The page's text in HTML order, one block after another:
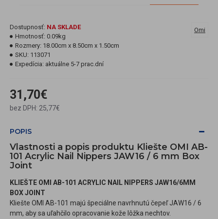
31,70€
bez DPH: 25,77€
Dostupnosť: NA SKLADE
Hmotnosť: 0.09kg
Rozmery: 18.00cm x 8.50cm x 1.50cm
SKU: 113071
Expedícia: aktuálne 5-7 prac.dní
Omi
POPIS
Vlastnosti a popis produktu Kliešte OMI AB-
101 Acrylic Nail Nippers JAW16 / 6 mm Box
Joint
KLIEŠTE OMI AB-101 ACRYLIC NAIL NIPPERS JAW16/6MM
BOX JOINT
Kliešte OMI AB-101 majú špeciálne navrhnutú čepeľ JAW16 / 6
mm, aby sa uľahčilo opracovanie kože lôžka nechtov.